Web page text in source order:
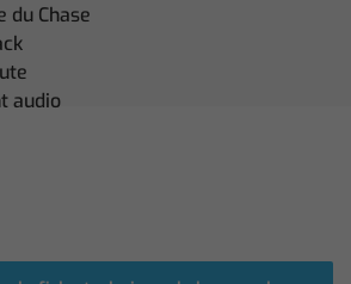
du Chase
audio